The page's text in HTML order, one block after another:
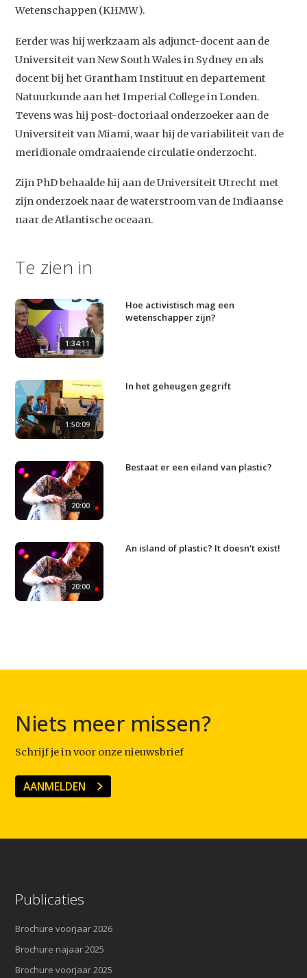
Studium Generale
Home
Agenda
Video
Podcast
Wetenschappen (KHMW).
Eerder was hij werkzaam als adjunct-docent aan de
Universiteit van New South Wales in Sydney en als
docent bij het Grantham Instituut en departement
Natuurkunde aan het Imperial College in Londen.
Tevens was hij post-doctoriaal onderzoeker aan de
Universiteit van Miami, waar hij de variabiliteit van de
meridionale omdraaiende circulatie onderzocht.
Zijn PhD behaalde hij aan de Universiteit Utrecht met
zijn onderzoek naar de waterstroom van de Indiaanse
naar de Atlantische oceaan.
Te zien in
1:34:11
Hoe activistisch mag een
wetenschapper zijn?
1:50:09
In het geheugen gegrift
20:00
Bestaat er een eiland van plastic?
20:00
An island of plastic? It doesn't exist!
Niets meer missen?
Schrijf je in voor onze nieuwsbrief
AANMELDEN
Publicaties
Brochure voorjaar 2026
Brochure najaar 2025
Brochure voorjaar 2025